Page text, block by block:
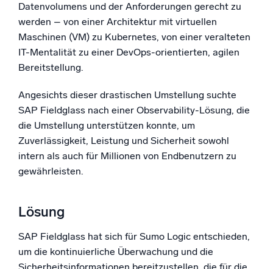
Datenvolumens und der Anforderungen gerecht zu
werden – von einer Architektur mit virtuellen
Maschinen (VM) zu Kubernetes, von einer veralteten
IT-Mentalität zu einer DevOps-orientierten, agilen
Bereitstellung.
Angesichts dieser drastischen Umstellung suchte
SAP Fieldglass nach einer Observability-Lösung, die
die Umstellung unterstützen konnte, um
Zuverlässigkeit, Leistung und Sicherheit sowohl
intern als auch für Millionen von Endbenutzern zu
gewährleisten.
Lösung
SAP Fieldglass hat sich für Sumo Logic entschieden,
um die kontinuierliche Überwachung und die